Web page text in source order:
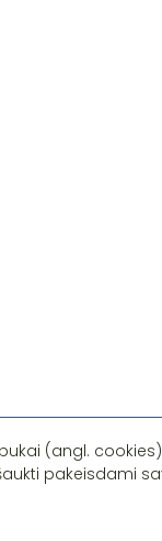
(angl.
pakeisdami